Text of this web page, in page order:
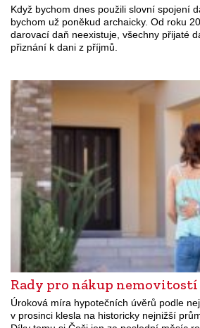
Když bychom dnes použili slovní spojení
bychom už poněkud archaicky. Od roku
darovací daň neexistuje, všechny přijaté
přiznání k dani z příjmů.
Rady pro nákup nemovitostí
Úroková míra hypotečních úvěrů podle
v prosinci klesla na historicky nejnižší